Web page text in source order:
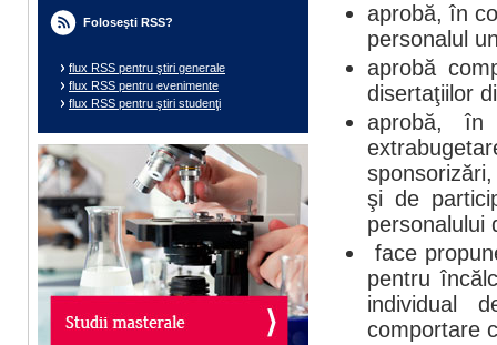
Foloseşti RSS?
flux RSS pentru ştiri generale
flux RSS pentru evenimente
flux RSS pentru ştiri studenţi
aprobă, în
personalul
aprobă
disertaţiilor
aprobă,
şi de
personalului
face
pentru
individual
comportare